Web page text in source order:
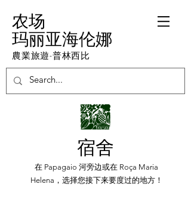
农场
玛丽亚海伦娜
農業旅遊-普林西比
宿舍
在 Papagaio 河旁边或在 Roça Maria
Helena，选择您接下来要度过的地方！